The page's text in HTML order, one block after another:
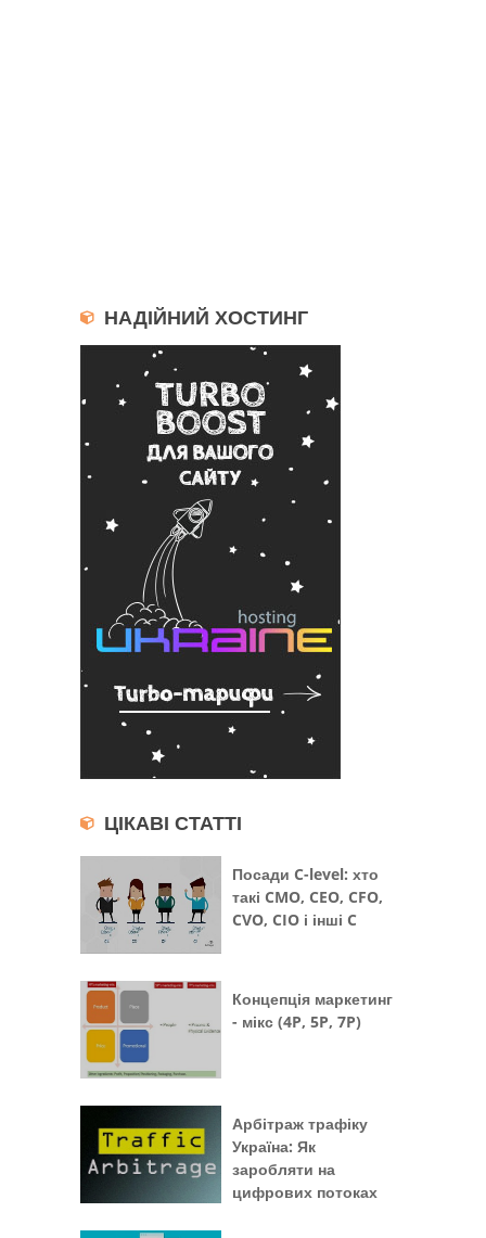
НАДІЙНИЙ ХОСТИНГ
ЦІКАВІ СТАТТІ
Посади C-level: хто
такі CMO, CEO, CFO,
CVO, CIO і інші C
Концепція маркетинг
- мікс (4P, 5P, 7P)
Арбітраж трафіку
Україна: Як
заробляти на
цифрових потоках